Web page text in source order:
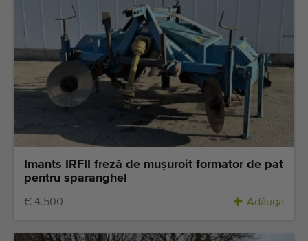
Imants IRFII freză de muşuroit formator de pat
pentru sparanghel
€ 4.500 Adăuga